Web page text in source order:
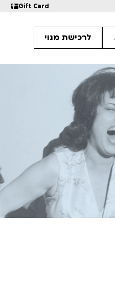
Gift Card
10:00
10:00
לרכישת מנוי